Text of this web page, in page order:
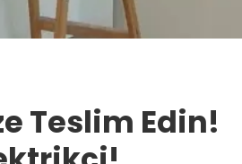
Teslim Edin!